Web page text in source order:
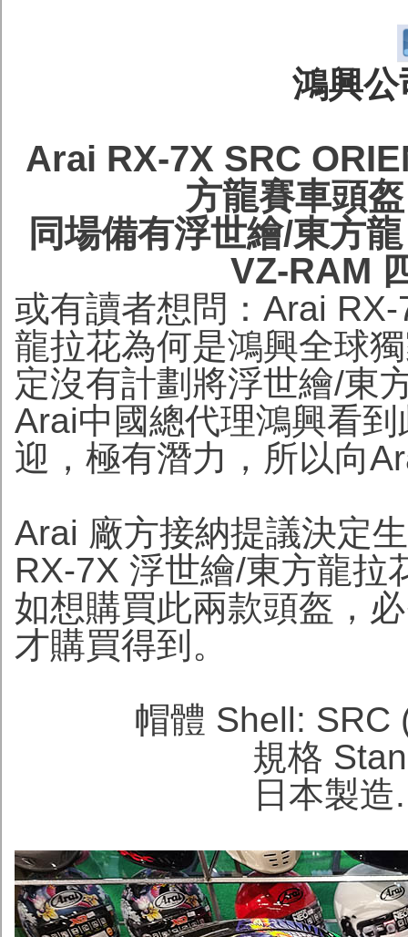
鴻興
Arai RX-7X SRC
方龍賽車頭
同場備有浮世繪/東方
VZ-RAM
或有讀者想問：Arai
龍拉花為何是鴻興全球
定沒有計劃將浮世繪/東
Arai中國總代理鴻興看
迎，極有潛力，所以向
Arai 廠方接納提議決定
RX-7X 浮世繪/東方龍拉
如想購買此兩款頭盔，
才購買得到。
帽體 Shell: SRC
規格
日本製